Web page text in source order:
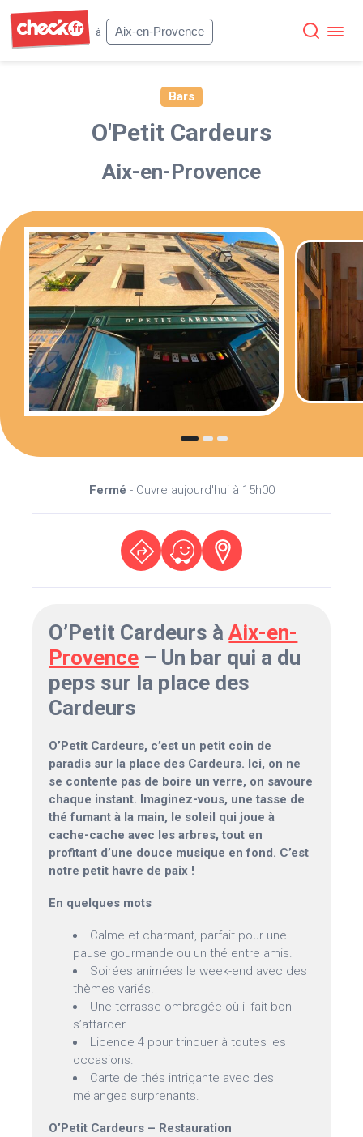
à
Aix-en-Provence
Bars
O'Petit Cardeurs
Aix-en-Provence
Fermé - Ouvre aujourd'hui à 15h00
O’Petit Cardeurs àAix-en-
Provence – Un bar qui a du
peps sur la place des
Cardeurs
O’Petit Cardeurs, c’est un petit coin de
paradis sur la place des Cardeurs. Ici, on ne
se contente pas de boire un verre, on savoure
chaque instant. Imaginez-vous, une tasse de
thé fumant à la main, le soleil qui joue à
cache-cache avec les arbres, tout en
profitant d’une douce musique en fond. C’est
notre petit havre de paix !
En quelques mots
Calme et charmant, parfait pour une
pause gourmande ou un thé entre amis.
Soirées animées le week-end avec des
thèmes variés.
Une terrasse ombragée où il fait bon
s’attarder.
Licence 4 pour trinquer à toutes les
occasions.
Carte de thés intrigante avec des
mélanges surprenants.
O’Petit Cardeurs – Restauration